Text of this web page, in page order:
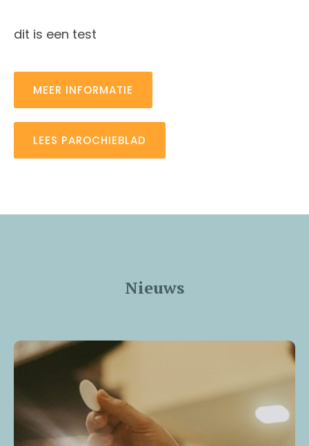
dit is een test
MEER INFORMATIE
LEES PAROCHIEBLAD
Nieuws